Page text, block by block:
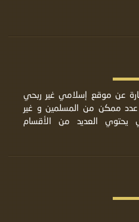
عن موقع إسلامي غير ربحي
عدد ممكن من المسلمين و غير
يحتوي العديد من الأقسام